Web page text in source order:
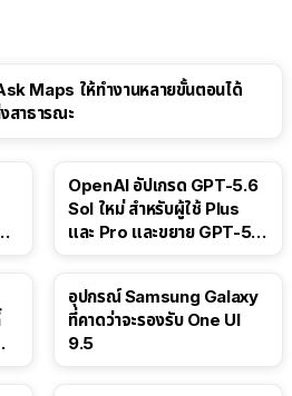
Maps ให้ทำงานหลายขั้นตอนได้
สาธารณะ
OpenAI อัปเกรด GPT-5.6
Sol ใหม่ สำหรับผู้ใช้ Plus
และ Pro และขยาย GPT-5.6
อุปกรณ์ Samsung Galaxy
ที่คาดว่าจะรองรับ One UI
9.5